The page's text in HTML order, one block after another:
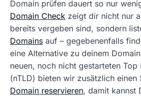
Domain prüfen dauert so nur
Domain Check zeigt dir nicht nur
bereits vergeben sind, sondern
Domains auf – gegebenenfalls
eine Alternative zu deinem
neuen, noch nicht gestarteten Top
(nTLD) bieten wir zusätzlich einen
Domain reservieren, damit kannst